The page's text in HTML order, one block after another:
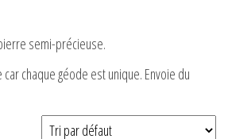
semi-précieuse.
chaque géode est unique. Envoie du